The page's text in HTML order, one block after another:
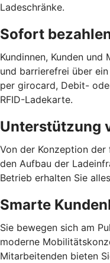
Ladeschränke.
Sofort
Kundinnen, Kunden
und barrierefrei über
per girocard, Debit-
RFID-Ladekarte.
Unterstützung
Von der Konzeption der
den Aufbau der
Betrieb erhalten Sie
Smarte
Sie bewegen sich am
moderne
Mitarbeitenden bieten